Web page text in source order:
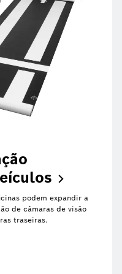
podem expandir a
de câmaras de visão
traseiras.